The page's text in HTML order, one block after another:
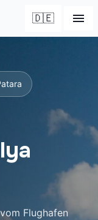
🇩🇪
Flughafen